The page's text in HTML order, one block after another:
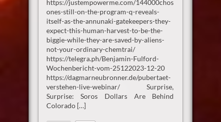
https://justempowerme.com/144000chosen-
ones-still-on-the-program-q-reveals-
itself-as-the-annunaki-gatekeepers-they-
expect-this-human-harvest-to-be-the-
biggie-while-they-are-saved-by-aliens-
not-your-ordinary-chemtrai/
https://telegra.ph/Benjamin-Fulford-
Wochenbericht-vom-25122023-12-20
https://dagmarneubronner.de/pubertaet-
verstehen-live-webinar/ Surprise,
Surprise: Soros Dollars Are Behind
Colorado […]